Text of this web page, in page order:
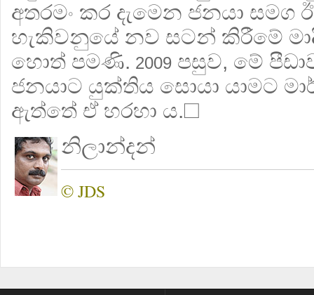
අතරමං කර දැමෙන ජනයා සමග
හැකිවනුයේ නව සටන් කිරීමේ
හොත් පමණි. 2009 පසුව, මේ
ජනයාට යුක්තිය සොයා යාමට
ඇත්තේ ඒ හරහා ය.☐
නිලාන්දන්
© JDS